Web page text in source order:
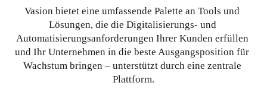
Vasion bietet eine umfassende Palette an Tools und
Lösungen, die die Digitalisierungs- und
Automatisierungsanforderungen Ihrer Kunden erfüllen
und Ihr Unternehmen in die beste Ausgangsposition für
Wachstum bringen – unterstützt durch eine zentrale
Plattform.